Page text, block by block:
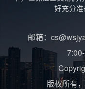
好充分准
邮箱：
版权所有